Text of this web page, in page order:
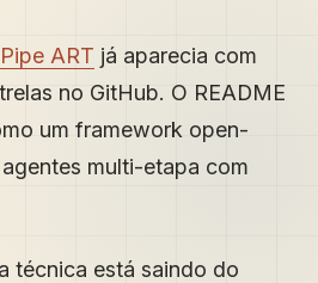
ART já aparecia com
no GitHub. O README
um framework open-
multi-etapa com
técnica está saindo do